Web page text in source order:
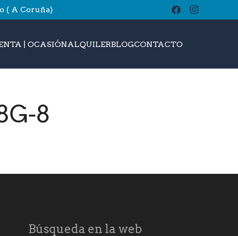
( A Coruña)
| OCASIÓNALQUILERBLOGCONTACTObuscar
8
Búsqueda en la web